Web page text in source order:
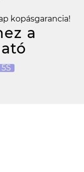
kopásgarancia!
a
:D